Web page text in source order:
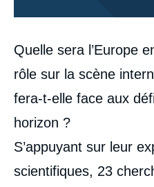
Corps
analyses
Quelle sera l’Europe
rôle sur la scène
fera-t-elle face aux
horizon ?
S’appuyant sur leur
scientifiques, 23